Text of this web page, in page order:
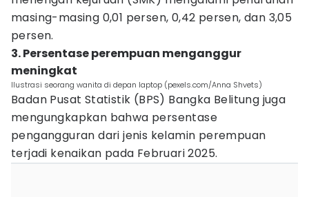
masing-masing 0,01 persen, 0,42 persen, dan 3,05
persen.
3. Persentase perempuan menganggur
meningkat
Ilustrasi seorang wanita di depan laptop (pexels.com/Anna Shvets)
Badan Pusat Statistik (BPS) Bangka Belitung juga
mengungkapkan bahwa persentase
pengangguran dari jenis kelamin perempuan
terjadi kenaikan pada Februari 2025.